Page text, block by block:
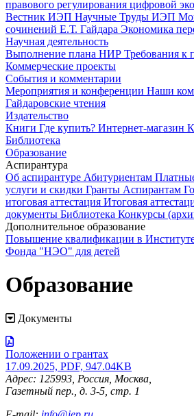
правового регулирования цифровой
Вестник ИЭП Научные Труды ИЭП
сочинений Е.Т. Гайдара Экономика
Научная деятельность
Выполнение плана НИР Требования к
Коммерческие проекты
События и комментарии
Мероприятия и конференции Наши
Гайдаровские чтения
Издательство
Книги Где купить? Интернет-магазин
Библиотека
Образование
Аспирантура
Об аспирантуре Абитуриентам
услуги и скидки Гранты Аспирантам
итоговая аттестация Итоговая
документы Библиотека Конкурсы
Дополнительное образование
Повышение квалификации в
Фонда "НЭО" для детей
Образование
Документы
Положении о грантах
17.09.2025, PDF, 947.04KB
Адрес: 125993, Россия, Москва,
Газетный пер., д. 3-5, стр. 1